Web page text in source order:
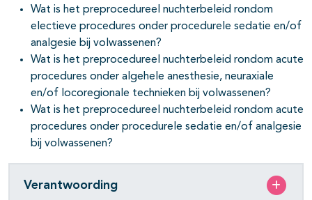
Wat is het preprocedureel nuchterbeleid rondom
electieve procedures onder procedurele sedatie en/of
analgesie bij volwassenen?
Wat is het preprocedureel nuchterbeleid rondom acute
procedures onder algehele anesthesie, neuraxiale
en/of locoregionale technieken bij volwassenen?
Wat is het preprocedureel nuchterbeleid rondom acute
procedures onder procedurele sedatie en/of analgesie
bij volwassenen?
Verantwoording